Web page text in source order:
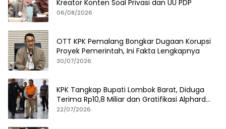
Kreator Konten Soal Privasi dan UU PDP
06/08/2026
OTT KPK Pemalang Bongkar Dugaan Korupsi
Proyek Pemerintah, Ini Fakta Lengkapnya
30/07/2026
KPK Tangkap Bupati Lombok Barat, Diduga
Terima Rp10,8 Miliar dan Gratifikasi Alphard
hingga iPhone 17 Pro
22/07/2026